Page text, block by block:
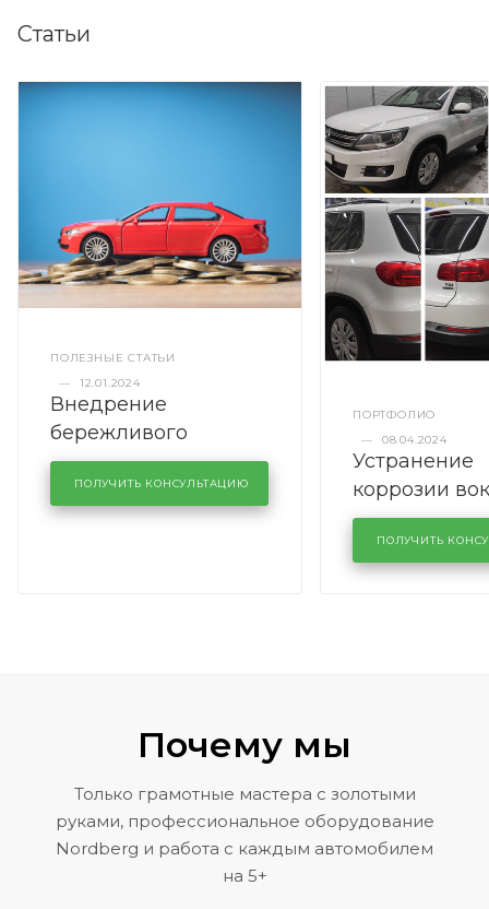
Статьи
ПОЛЕЗНЫЕ СТАТЬИ
—
12.01.2024
Внедрение
бережливого
производства в
кузовном сервисе
KUTUZOVV
ПОЛУЧИТЬ КОНСУЛЬТАЦИЮ
ПОРТФОЛИО
—
08.04.2024
Устранение
коррозии
лобового
районе
Volkswagen
ПОЛУЧИТЬ
Почему мы
Только грамотные мастера с золотыми
руками, профессиональное оборудование
Nordberg и работа с каждым автомобилем
на 5+